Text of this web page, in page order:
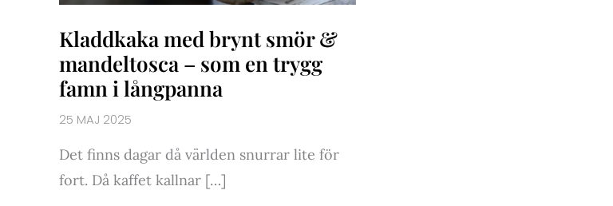
Kladdkaka med brynt smör &
mandeltosca – som en trygg
famn i långpanna
25 MAJ 2025
Det finns dagar då världen snurrar lite för
fort. Då kaffet kallnar […]